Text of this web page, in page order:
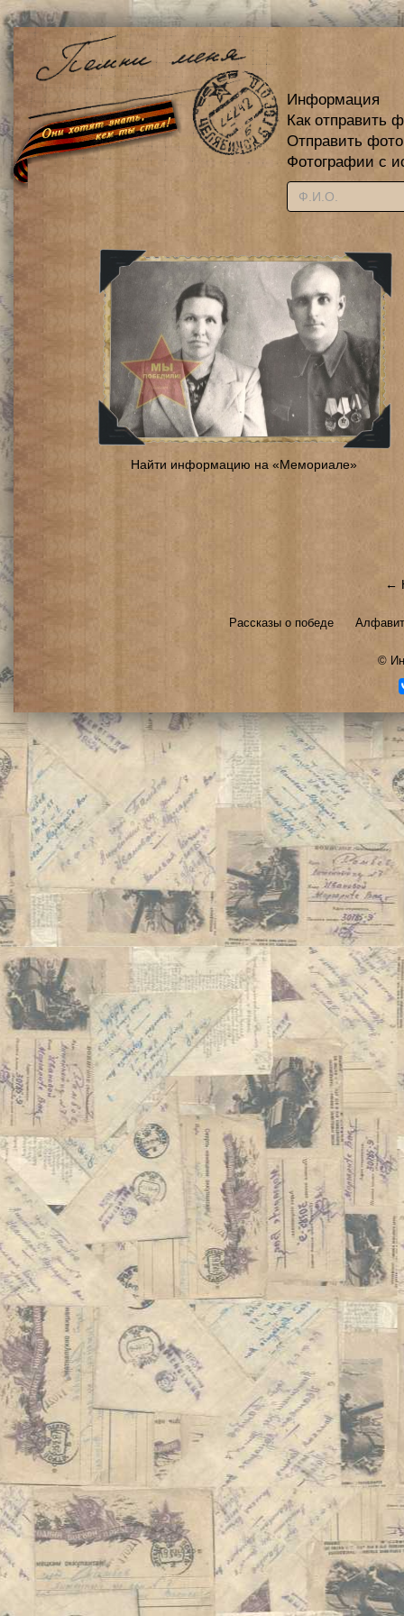
Информация
Как отправить
Отправить
Фотографии с
Найти информацию на «Мемориале»
←
Рассказы о победе
©